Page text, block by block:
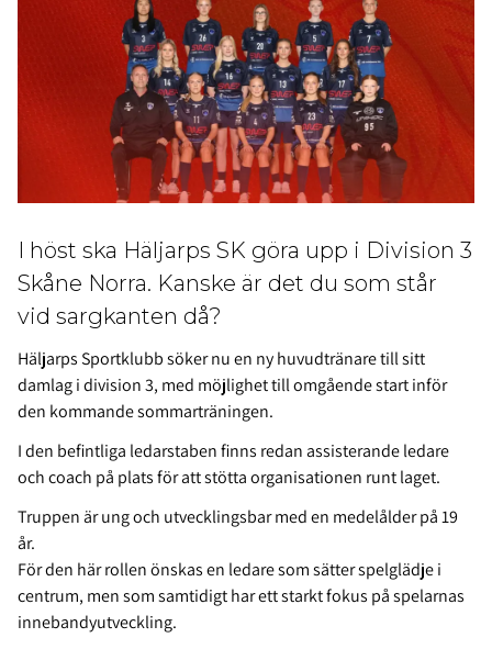
I höst ska Häljarps SK göra upp i Division 3
Skåne Norra. Kanske är det du som står
vid sargkanten då?
Häljarps Sportklubb söker nu en ny huvudtränare till sitt
damlag i division 3, med möjlighet till omgående start inför
den kommande sommarträningen.
I den befintliga ledarstaben finns redan assisterande ledare
och coach på plats för att stötta organisationen runt laget.
Truppen är ung och utvecklingsbar med en medelålder på 19
år.
För den här rollen önskas en ledare som sätter spelglädje i
centrum, men som samtidigt har ett starkt fokus på spelarnas
innebandyutveckling.